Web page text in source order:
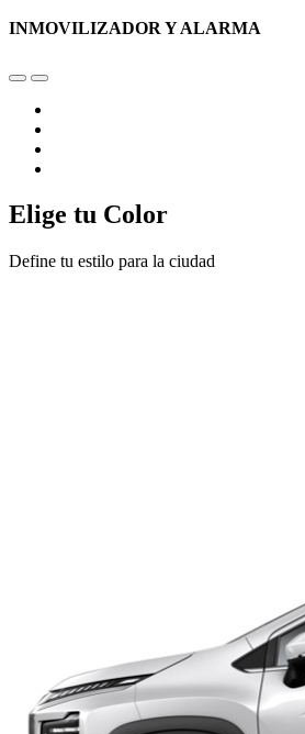
INMOVILIZADOR Y ALARMA
Elige tu Color
Define tu estilo para la ciudad